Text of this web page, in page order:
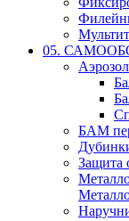
05.
БАМ
Защита